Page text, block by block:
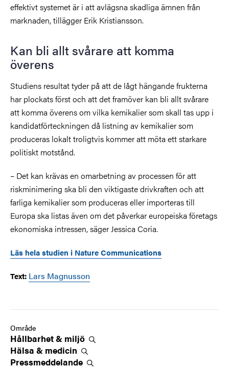
effektivt systemet är i att avlägsna skadliga ämnen från
marknaden, tillägger Erik Kristiansson.
Kan bli allt svårare att komma
överens
Studiens resultat tyder på att de lågt hängande frukterna
har plockats först och att det framöver kan bli allt svårare
att komma överens om vilka kemikalier som skall tas upp i
kandidatförteckningen då listning av kemikalier som
produceras lokalt troligtvis kommer att möta ett starkare
politiskt motstånd.
– Det kan krävas en omarbetning av processen för att
riskminimering ska bli den viktigaste drivkraften och att
farliga kemikalier som produceras eller importeras till
Europa ska listas även om det påverkar europeiska företags
ekonomiska intressen, säger Jessica Coria.
Läs hela studien i Nature Communications
Text: Lars Magnusson
Område
Hållbarhet & miljö
Hälsa & medicin
Pressmeddelande